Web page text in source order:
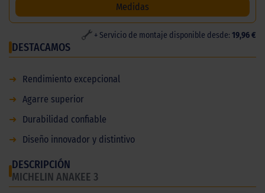
Medidas
+ Servicio de montaje disponible desde: 19,96 €
DESTACAMOS
➜
Rendimiento excepcional
➜ Agarre superior
➜
Durabilidad confiable
➜
Diseño innovador y distintivo
DESCRIPCIÓN
MICHELIN ANAKEE 3